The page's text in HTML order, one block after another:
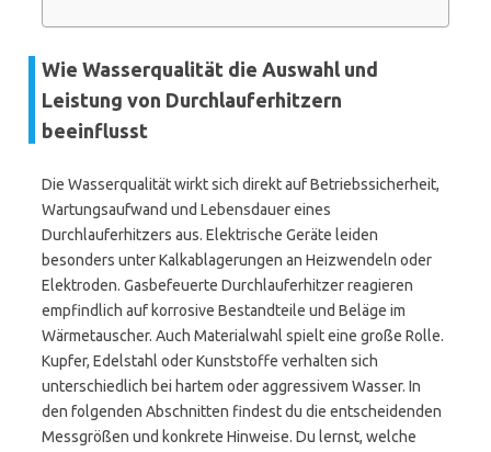
Wie Wasserqualität die Auswahl und
Leistung von Durchlauferhitzern
beeinflusst
Die Wasserqualität wirkt sich direkt auf Betriebssicherheit,
Wartungsaufwand und Lebensdauer eines
Durchlauferhitzers aus. Elektrische Geräte leiden
besonders unter Kalkablagerungen an Heizwendeln oder
Elektroden. Gasbefeuerte Durchlauferhitzer reagieren
empfindlich auf korrosive Bestandteile und Beläge im
Wärmetauscher. Auch Materialwahl spielt eine große Rolle.
Kupfer, Edelstahl oder Kunststoffe verhalten sich
unterschiedlich bei hartem oder aggressivem Wasser. In
den folgenden Abschnitten findest du die entscheidenden
Messgrößen und konkrete Hinweise. Du lernst, welche